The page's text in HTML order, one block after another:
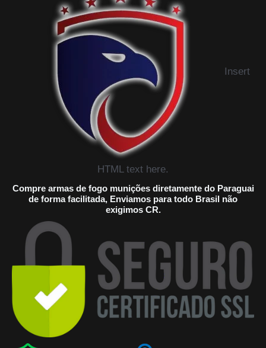
Insert
HTML text here.
Compre armas de fogo munições diretamente do Paraguai
de forma facilitada, Enviamos para todo Brasil não
exigimos CR.